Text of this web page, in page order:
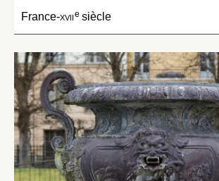
France-xviie siècle